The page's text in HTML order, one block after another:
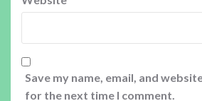
Save my name, email, and
for the next time I comment.